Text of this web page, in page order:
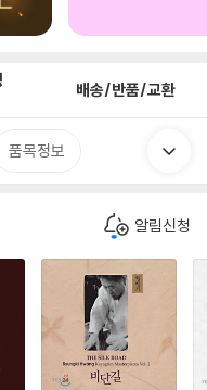
배송/반품/교환
품목정보
알림신청